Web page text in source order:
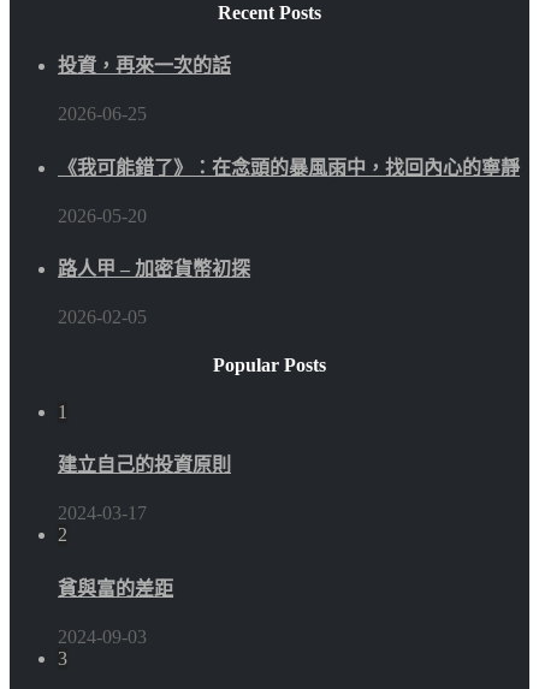
Recent Posts
投資，再來一次的話
2026-06-25
《我可能錯了》：在念頭的暴風雨中，找回內心的寧靜
2026-05-20
路人甲 – 加密貨幣初探
2026-02-05
Popular Posts
1
建立自己的投資原則
2024-03-17
2
貧與富的差距
2024-09-03
3